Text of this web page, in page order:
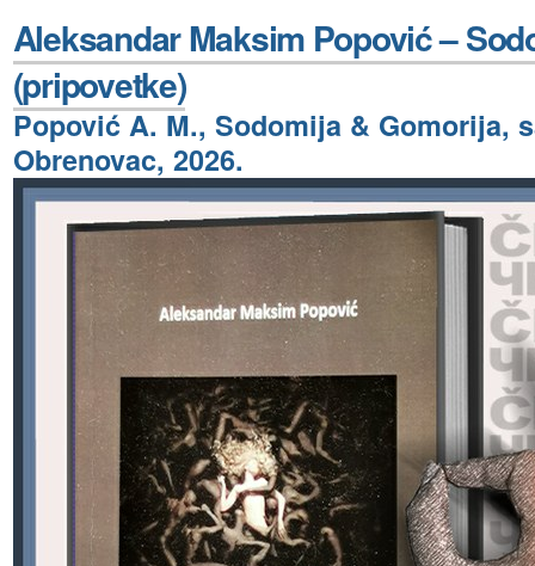
Aleksandar Maksim Popović –
(pripovetke)
Popović A. M., Sodomija & Gomorija,
Obrenovac, 2026.